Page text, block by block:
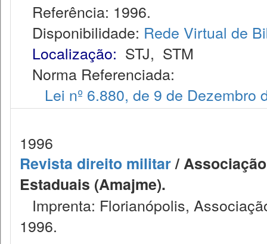
Referência: 1996.
Disponibilidade: Rede Virtual de
Localização: STJ, STM
Norma Referenciada:
Lei nº 6.880, de 9 de Dezembro
1996
Revista direito militar/
Estaduais (Amajme).
Imprenta: Florianópolis,
1996.